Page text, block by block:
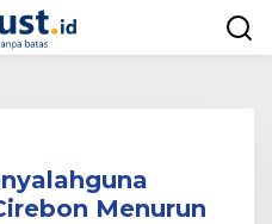
Menurun